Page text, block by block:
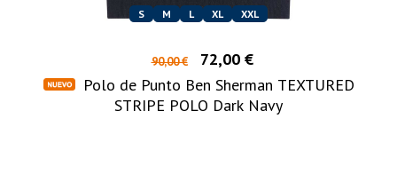
S M L XL XXL
90,00 €
72,00 €
Polo de Punto Ben Sherman TEXTURED
STRIPE POLO Dark Navy